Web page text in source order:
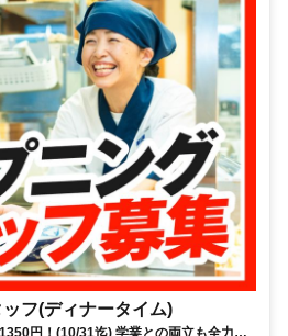
フ(ディナータイム)
円！(10/31迄) 学業との両立も全力応